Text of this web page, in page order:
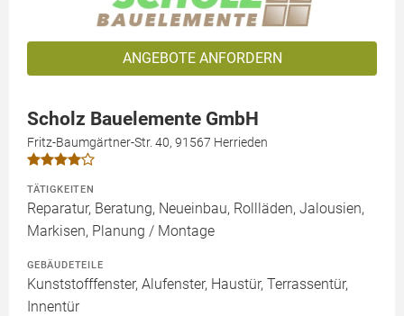
ANGEBOTE ANFORDERN
Scholz Bauelemente GmbH
Fritz-Baumgärtner-Str. 40, 91567 Herrieden
TÄTIGKEITEN
Reparatur, Beratung, Neueinbau, Rollläden, Jalousien,
Markisen, Planung / Montage
GEBÄUDETEILE
Kunststofffenster, Alufenster, Haustür, Terrassentür,
Innentür